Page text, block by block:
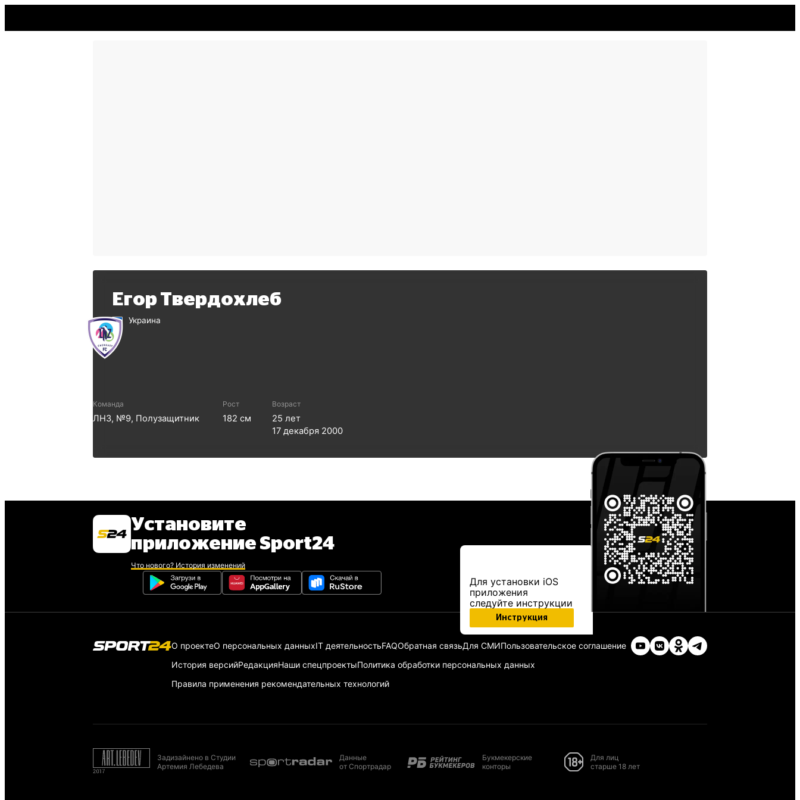
Егор Твердохлеб
Украина
Команда
ЛНЗ, №9, Полузащитник
Рост
182 см
Возраст
25 лет
17 декабря 2000
Установите
приложение Sport24
Что нового? История изменений
Для установки iOS
приложения
следуйте инструкции
Инструкция
О проектеО персональных данныхIT деятельностьFAQОбратная связьДля СМИПользовательское соглашение
История версийРедакцияНаши спецпроектыПолитика обработки персональных данных
Правила применения рекомендательных технологий
Задизайнено в Студии
Артемия Лебедева
Данные
от Спортрадар
Букмекерские
конторы
Для лиц
старше 18 лет